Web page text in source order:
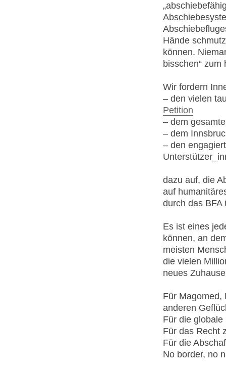
Hände
können.
bisschen“
Wir fordern
– den vielen
Petition
– dem
– dem
– den
dazu auf, die
auf
durch das BFA
Es ist eines
können, an
meisten
die vielen
neues
Für Magomed,
anderen
Für die
Für das Recht
Für die
No border, no